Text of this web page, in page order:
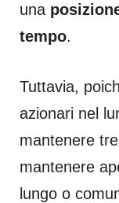
una
tempo.
Tuttavia,
azionari nel
mantenere
mantenere
lungo o